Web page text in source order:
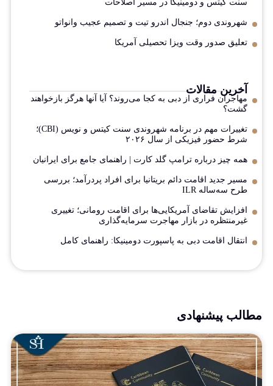
سنت کیتس و دومینیکا در مسیر اصلاحات
شهروندی دوم؛ جنجال اندرو تیت و تصمیم عجیب وانواتو
تعلیق صدور وقت ویزا تحصیلی آمریکا
آخرین مقالات
مهاجران فراری از دبی به کجا می‌روند؟ آیا آنها هرگز بازخواهند
گشت؟
تغییرات مهم در برنامه شهروندی سنت کیتس و نویس (CBI)؛
شرط حضور فیزیکی از سال ۲۰۲۶
همه چیز درباره ترامپ گلد کارت | راهنمای جامع برای ایرانیان
مسیر جدید اقامت دائم بریتانیا برای افراد پردرآمد؛ بررسی
طرح سه‌ساله ILR
افزایش تقاضای آمریکایی‌ها برای اقامت رومانی؛ تغییری
غیرمنتظره در بازار مهاجرت سرمایه‌گذاری
انتقال اقامت دبی به پاسپورت دومینیکا: راهنمای کامل
مطالب پیشنهادی